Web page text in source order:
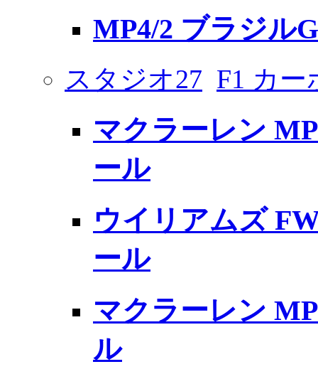
MP4/2 ブラジル
スタジオ27 F1 カー
マクラーレン
ール
ウイリアムズ
ール
マクラーレン
ル